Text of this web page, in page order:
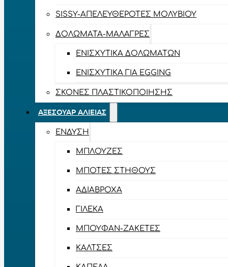
SISSY-ΑΠΕΛΕΥΘΕΡΟΤΈΣ ΜΟΛΥΒΙΟΎ
ΔΟΛΏΜΑΤΑ-ΜΑΛΆΓΡΕΣ
ΕΝΙΣΧΥΤΙΚΆ ΔΟΛΩΜΆΤΩΝ
ΕΝΙΣΧΥΤΙΚΆ ΓΙΑ EGGING
ΣΚΌΝΕΣ ΠΛΑΣΤΙΚΟΠΟΊΗΣΗΣ
ΑΞΕΣΟΥΆΡ ΑΛΙΕΊΑΣ
ΈΝΔΥΣΗ
ΜΠΛΟΎΖΕΣ
ΜΠΌΤΕΣ ΣΤΉΘΟΥΣ
ΑΔΙΆΒΡΟΧΑ
ΓΙΛΈΚΑ
ΜΠΟΥΦΆΝ-ΖΑΚΈΤΕΣ
ΚΆΛΤΣΕΣ